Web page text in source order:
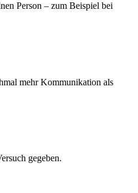
Person – zum Beispiel bei
mehr Kommunikation als
gegeben.